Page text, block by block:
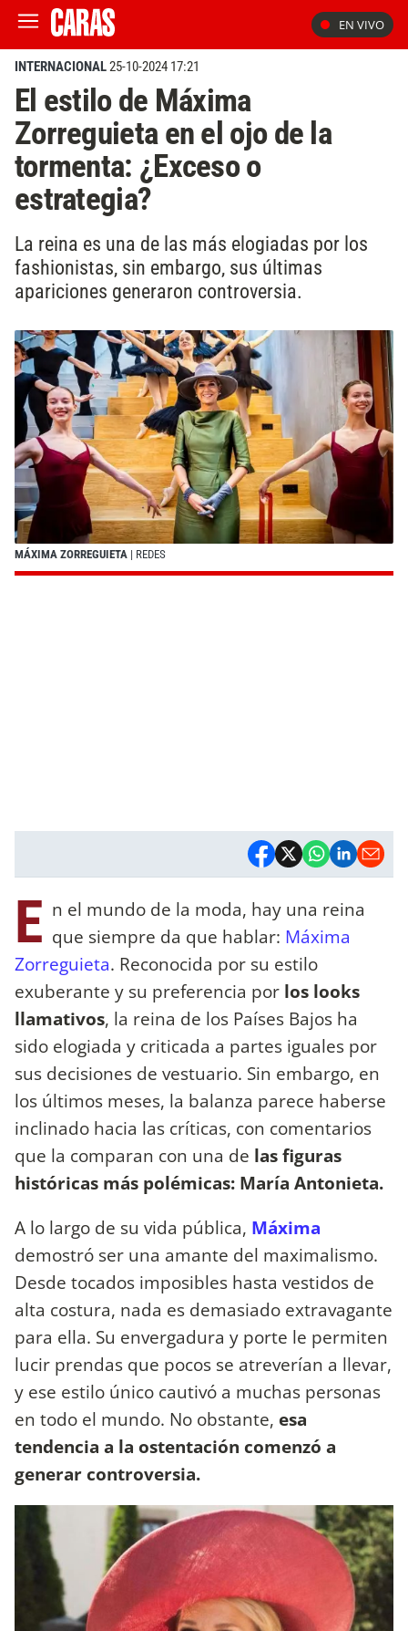
EN VIVO
INTERNACIONAL25-10-2024 17:21
El estilo de Máxima
Zorreguieta en el ojo de la
tormenta: ¿Exceso o
estrategia?
La reina es una de las más elogiadas por los
fashionistas, sin embargo, sus últimas
apariciones generaron controversia.
MÁXIMA ZORREGUIETA | REDES
E n el mundo de la moda, hay una reina
que siempre da que hablar: Máxima
Zorreguieta. Reconocida por su estilo
exuberante y su preferencia por los looks
llamativos, la reina de los Países Bajos ha
sido elogiada y criticada a partes iguales por
sus decisiones de vestuario. Sin embargo, en
los últimos meses, la balanza parece haberse
inclinado hacia las críticas, con comentarios
que la comparan con una de las figuras
históricas más polémicas: María Antonieta.
A lo largo de su vida pública, Máxima
demostró ser una amante del maximalismo.
Desde tocados imposibles hasta vestidos de
alta costura, nada es demasiado extravagante
para ella. Su envergadura y porte le permiten
lucir prendas que pocos se atreverían a llevar,
y ese estilo único cautivó a muchas personas
en todo el mundo. No obstante, esa
tendencia a la ostentación comenzó a
generar controversia.